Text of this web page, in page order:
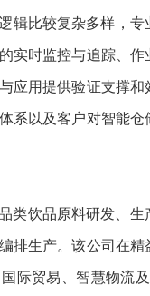
辑比较复杂多样，
实时监控与追踪、
应用提供验证支撑
系以及客户对智能
类饮品原料研发、
排生产。该公司在
际贸易、智慧物流